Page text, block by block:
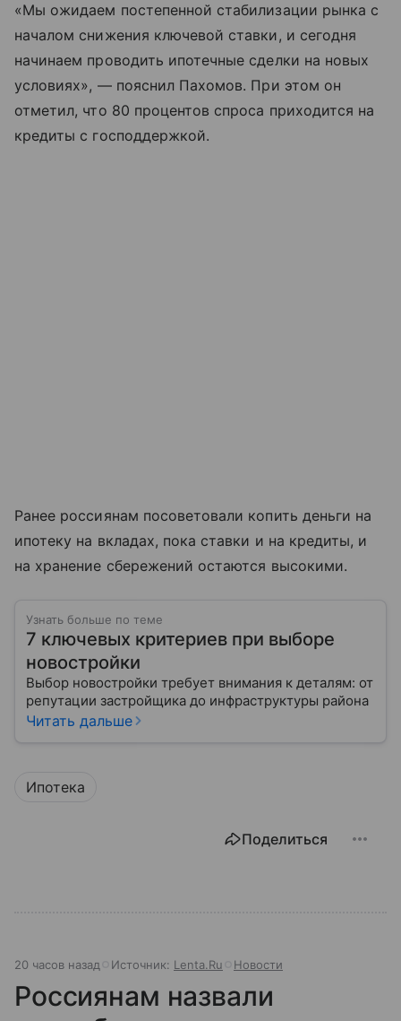
«Мы ожидаем постепенной стабилизации рынка с
началом снижения ключевой ставки, и сегодня
начинаем проводить ипотечные сделки на новых
условиях», — пояснил Пахомов. При этом он
отметил, что 80 процентов спроса приходится на
кредиты с господдержкой.
Ранее россиянам посоветовали копить деньги на
ипотеку на вкладах, пока ставки и на кредиты, и
на хранение сбережений остаются высокими.
Узнать больше по теме
7 ключевых критериев при выборе
новостройки
Выбор новостройки требует внимания к деталям: от
репутации застройщика до инфраструктуры района
Читать дальше
Ипотека
Поделиться
20 часов назад Источник: Lenta.Ru Новости
Россиянам назвали